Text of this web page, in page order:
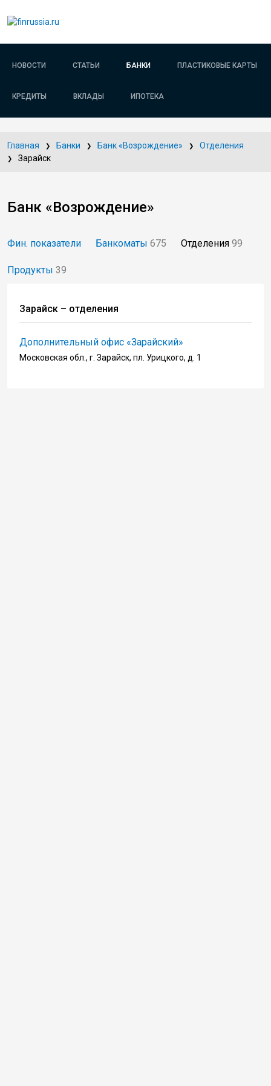
НОВОСТИ СТАТЬИ БАНКИ ПЛАСТИКОВЫЕ КАРТЫ
КРЕДИТЫ ВКЛАДЫ ИПОТЕКА
Главная Банки Банк «Возрождение»
Отделения
Зарайск
Банк «Возрождение»
Фин. показатели Банкоматы 675 Отделения 99
Продукты 39
Зарайск – отделения
Дополнительный офис «Зарайский»
Московская обл., г. Зарайск, пл. Урицкого, д. 1